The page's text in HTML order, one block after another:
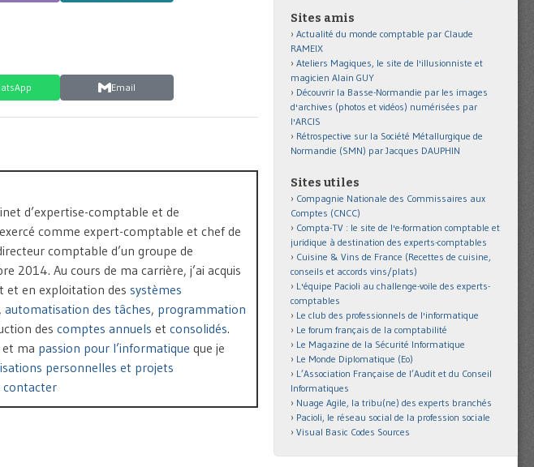
Email
d’expertise-comptable et de
comme expert-comptable et chef de
comptable d’un groupe de
2014. Au cours de ma carrière, j’ai acquis
et en exploitation des systèmes
, automatisation des tâches, programmation
des comptes annuels et consolidés.
et ma passion pour l’informatique que je
personnelles et projets
contacter
Sites amis
Actualité du monde comptable par Claude
RAMEIX
Ateliers Magiques, le site de l'illusionniste et
magicien Alain GUY
Découvrir la Basse-Normandie par les images
d'archives (photos et vidéos) numérisées par
l'ARCIS
Rétrospective sur la Société Métallurgique de
Normandie (SMN) par Jacques DAUPHIN
Sites utiles
Compagnie Nationale des Commissaires aux
Comptes (CNCC)
Compta-TV : le site de l'e-formation comptable et
juridique à destination des experts-comptables
Cuisine & Vins de France (Recettes de cuisine,
conseils et accords vins/plats)
L'équipe Pacioli au challenge-voile des experts-
comptables
Le club des professionnels de l'informatique
Le forum français de la comptabilité
Le Magazine de la Sécurité Informatique
Le Monde Diplomatique (Eo)
L’Association Française de l’Audit et du Conseil
Informatiques
Nuage Agile, la tribu(ne) des experts branchés
Pacioli, le réseau social de la profession sociale
Visual Basic Codes Sources